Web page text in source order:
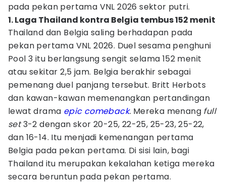
pada pekan pertama VNL 2026 sektor putri.
1. Laga Thailand kontra Belgia tembus 152 menit
Thailand dan Belgia saling berhadapan pada
pekan pertama VNL 2026. Duel sesama penghuni
Pool 3 itu berlangsung sengit selama 152 menit
atau sekitar 2,5 jam. Belgia berakhir sebagai
pemenang duel panjang tersebut. Britt Herbots
dan kawan-kawan memenangkan pertandingan
lewat drama epic comeback. Mereka menang full
set3-2 dengan skor 20-25, 22-25, 25-23, 25-22,
dan 16-14. Itu menjadi kemenangan pertama
Belgia pada pekan pertama. Di sisi lain, bagi
Thailand itu merupakan kekalahan ketiga mereka
secara beruntun pada pekan pertama.